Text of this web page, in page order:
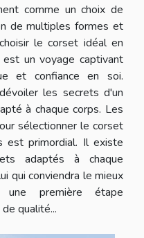
comme un choix de
de multiples formes et
le corset idéal en
un voyage captivant
et confiance en soi.
les secrets d'un
à chaque corps. Les
sélectionner le corset
est primordial. Il existe
adaptés à chaque
qui conviendra le mieux
première étape
qualité...